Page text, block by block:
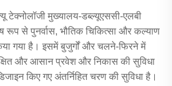
टेक्नोलॉजी मुख्यालय-डब्ल्यूएससी-एलबी
रूप से पुनर्वास, भौतिक चिकित्सा और कल्याण
गया है। इसमें बुजुर्गों और चलने-फिरने में
और आसान प्रवेश और निकास की सुविधा
किए गए अंतर्निहित चरण की सुविधा है।